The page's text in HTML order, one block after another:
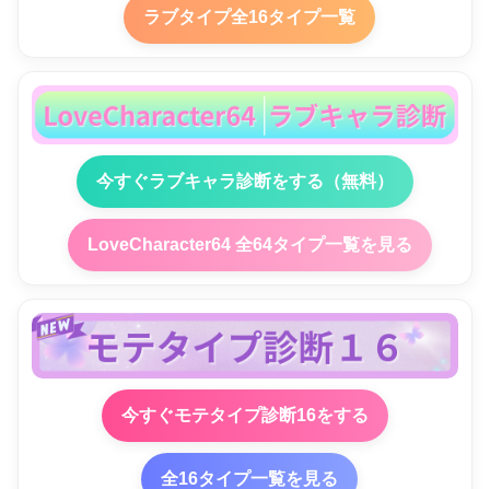
ラブタイプ全16タイプ一覧
今すぐラブキャラ診断をする（無料）
LoveCharacter64 全64タイプ一覧を見る
今すぐモテタイプ診断16をする
全16タイプ一覧を見る